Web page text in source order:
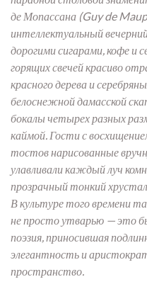
де Мопассана (Guy de
интеллектуальный
дорогими сигарами, кофе и
горящих свечей красиво
красного дерева и
белоснежной дамасской
бокалы четырех разных
каймой. Гости с
тостов нарисованные
улавливали каждый луч
прозрачный тонкий
В культуре того времени
не просто утварью — это
поэзия, приносившая
элегантность и
пространство.